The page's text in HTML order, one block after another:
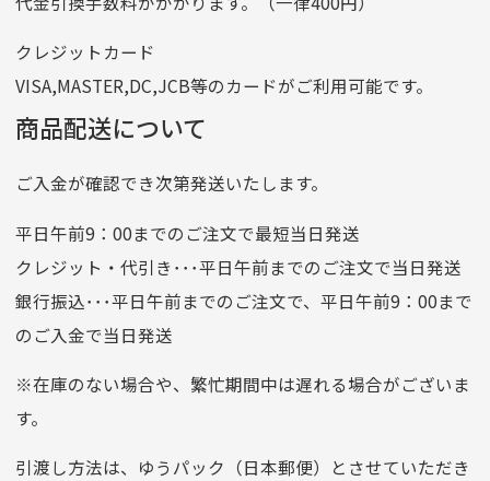
他銀行から
店名
四七八（読みヨンナナハチ）
店番
478
預金種目
普通預金
口座番号
0776226
口座名義
株式会社一条
クレジットカード
選びいただけない場合がございます。
クレジットカード
VISA,MASTER,DC,JCB等のカードがご利用可能です。
商品配送について
ご入金が確認でき次第発送いたします。
平日午前9：00までのご注文で最短当日発送
クレジット・代引き･･･平日午前までのご注文で当日発送
銀行振込･･･平日午前までのご注文で、平日午前9：00まで
のご入金で当日発送
※在庫のない場合や、繁忙期間中は遅れる場合がございま
す。
引渡し方法は、ゆうパック（日本郵便）とさせていただき